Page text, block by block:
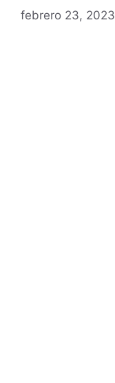
febrero 23, 2023